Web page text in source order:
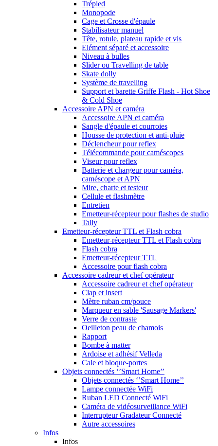
Trépied
Monopode
Cage et Crosse d'épaule
Stabilisateur manuel
Tête, rotule, plateau rapide et vis
Elément séparé et accessoire
Niveau à bulles
Slider ou Travelling de table
Skate dolly
Système de travelling
Support et barette Griffe Flash - Hot Shoe
& Cold Shoe
Accessoire APN et caméra
Accessoire APN et caméra
Sangle d'épaule et courroies
Housse de protection et anti-pluie
Déclencheur pour reflex
Télécommande pour caméscopes
Viseur pour reflex
Batterie et chargeur pour caméra,
caméscope et APN
Mire, charte et testeur
Cellule et flashmètre
Entretien
Emetteur-récepteur pour flashes de studio
Tally
Emetteur-récepteur TTL et Flash cobra
Emetteur-récepteur TTL et Flash cobra
Flash cobra
Emetteur-récepteur TTL
Accessoire pour flash cobra
Accessoire cadreur et chef opérateur
Accessoire cadreur et chef opérateur
Clap et insert
Mètre ruban cm/pouce
Marqueur en sable 'Sausage Markers'
Verre de contraste
Oeilleton peau de chamois
Rapport
Bombe à matter
Ardoise et adhésif Velleda
Cale et bloque-portes
Objets connectés ‘’Smart Home’’
Objets connectés ‘’Smart Home’’
Lampe connectée WiFi
Ruban LED Connecté WiFi
Caméra de vidéosurveillance WiFi
Interrupteur Gradateur Connecté
Autre accessoires
Infos
Infos